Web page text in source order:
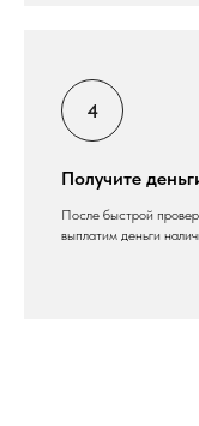
Получите
После быстрой
выплатим деньги